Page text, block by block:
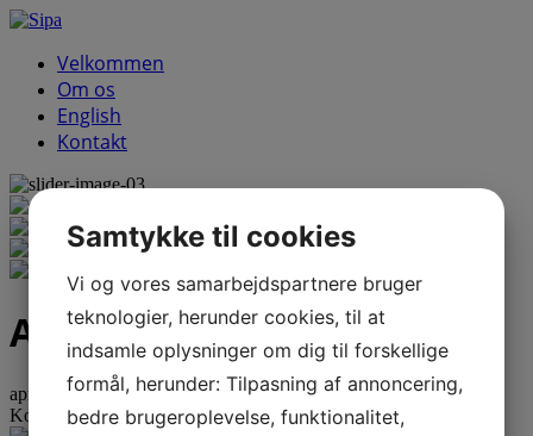
Velkommen
Om os
English
Kontakt
Archivefor krippa
apr
2023
Kommentarer lukkettil Максим Криппа
Samtykke til cookies
Vi og vores samarbejdspartnere bruger
teknologier, herunder cookies, til at
indsamle oplysninger om dig til forskellige
formål, herunder: Tilpasning af annoncering,
bedre brugeroplevelse, funktionalitet,